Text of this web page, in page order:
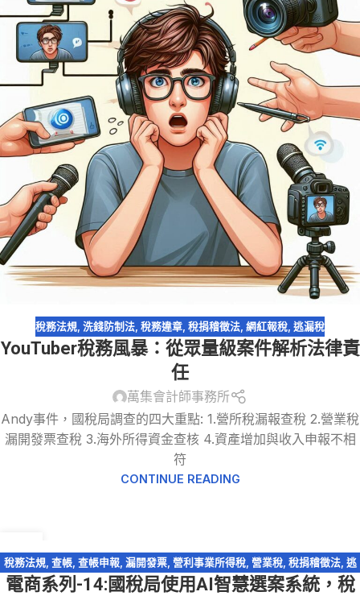
稅務法規 洗錢防制法 稅務違章 稅捐稽徵法 網紅報稅 逃漏稅
YouTuber稅務風暴：從眾量級案件解析法律責
任
萬集會計師事務所
Andy事件，國稅局調查的四大重點: 1.營所稅漏報查稅 2.營業稅
漏開發票查稅 3.海外所得資金查核 4.資產增加與收入申報不相
符
CONTINUE READING
3 月
稅務法規, 查帳, 查帳申報, 漏開發票, 營利事業所得稅, 營業稅, 稅捐稽徵法, 逃
漏稅,電商系列
電商系列-14:國稅局使用AI智慧選案系統，稅